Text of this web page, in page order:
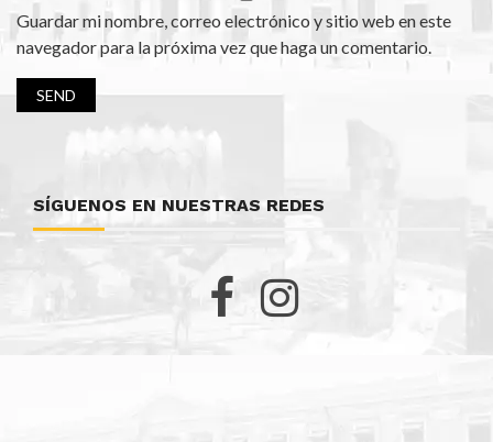
Guardar mi nombre, correo electrónico y sitio web en este
navegador para la próxima vez que haga un comentario.
SÍGUENOS EN NUESTRAS REDES